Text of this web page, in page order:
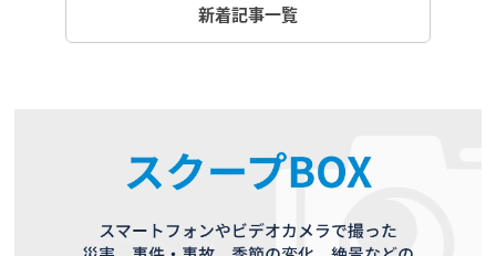
新着記事一覧